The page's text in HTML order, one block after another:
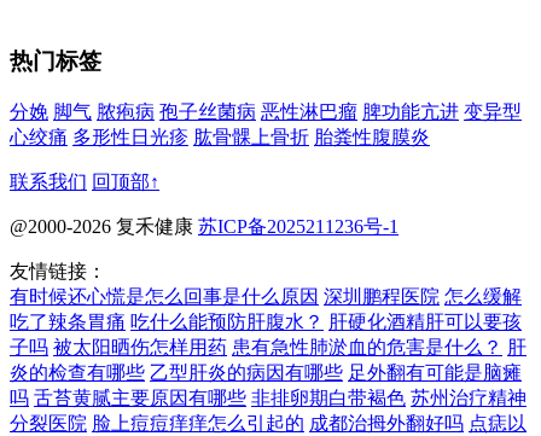
热门标签
分娩 脚气 脓疱病 孢子丝菌病 恶性淋巴瘤 脾功能亢进 变异型
心绞痛 多形性日光疹 肱骨髁上骨折 胎粪性腹膜炎
联系我们 回顶部↑
@2000-2026 复禾健康 苏ICP备2025211236号-1
友情链接：
有时候还心慌是怎么回事是什么原因 深圳鹏程医院 怎么缓解
吃了辣条胃痛 吃什么能预防肝腹水？ 肝硬化酒精肝可以要孩
子吗 被太阳晒伤怎样用药 患有急性肺淤血的危害是什么？ 肝
炎的检查有哪些 乙型肝炎的病因有哪些 足外翻有可能是脑瘫
吗 舌苔黄腻主要原因有哪些 非排卵期白带褐色 苏州治疗精神
分裂医院 脸上痘痘痒痒怎么引起的 成都治拇外翻好吗 点痣以